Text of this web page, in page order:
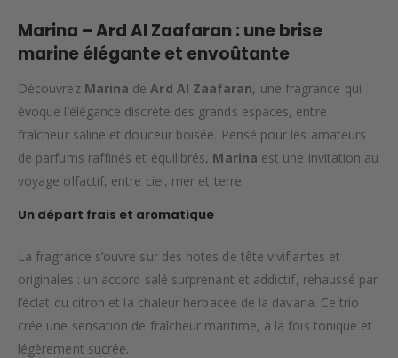
Marina – Ard Al Zaafaran : une brise
marine élégante et envoûtante
Découvrez Marina deArd Al Zaafaran, une fragrance qui
évoque l’élégance discrète des grands espaces, entre
fraîcheur saline et douceur boisée. Pensé pour les amateurs
de parfums raffinés et équilibrés, Marina est une invitation au
voyage olfactif, entre ciel, mer et terre.
Un départ frais et aromatique
La fragrance s’ouvre sur des notes de tête vivifiantes et
originales : un accord salé surprenant et addictif, rehaussé par
l’éclat du citron et la chaleur herbacée de la davana. Ce trio
crée une sensation de fraîcheur maritime, à la fois tonique et
légèrement sucrée.